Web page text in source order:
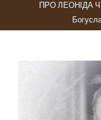
ПРО ЛЕОНІДА